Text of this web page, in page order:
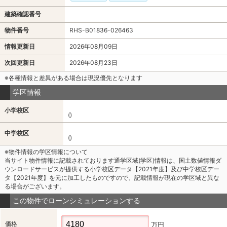
建築確認番号
物件番号 RHS-B01836-026463
情報更新日 2026年08月09日
次回更新日
2026年08月23日
※各種情報と差異がある場合は現況優先となります
学区情報
小学校区
()
中学校区
()
※物件情報の学区情報について
当サイト物件情報に記載されております通学区域(学区)情報は、国土数値情報ダ
ウンロードサービスが提供する小学校区データ【2021年度】及び中学校区デー
タ【2021年度】を元に加工したものですので、記載情報が現在の学区域と異な
る場合がございます。
この物件でローンシミュレーションする
価格 万円